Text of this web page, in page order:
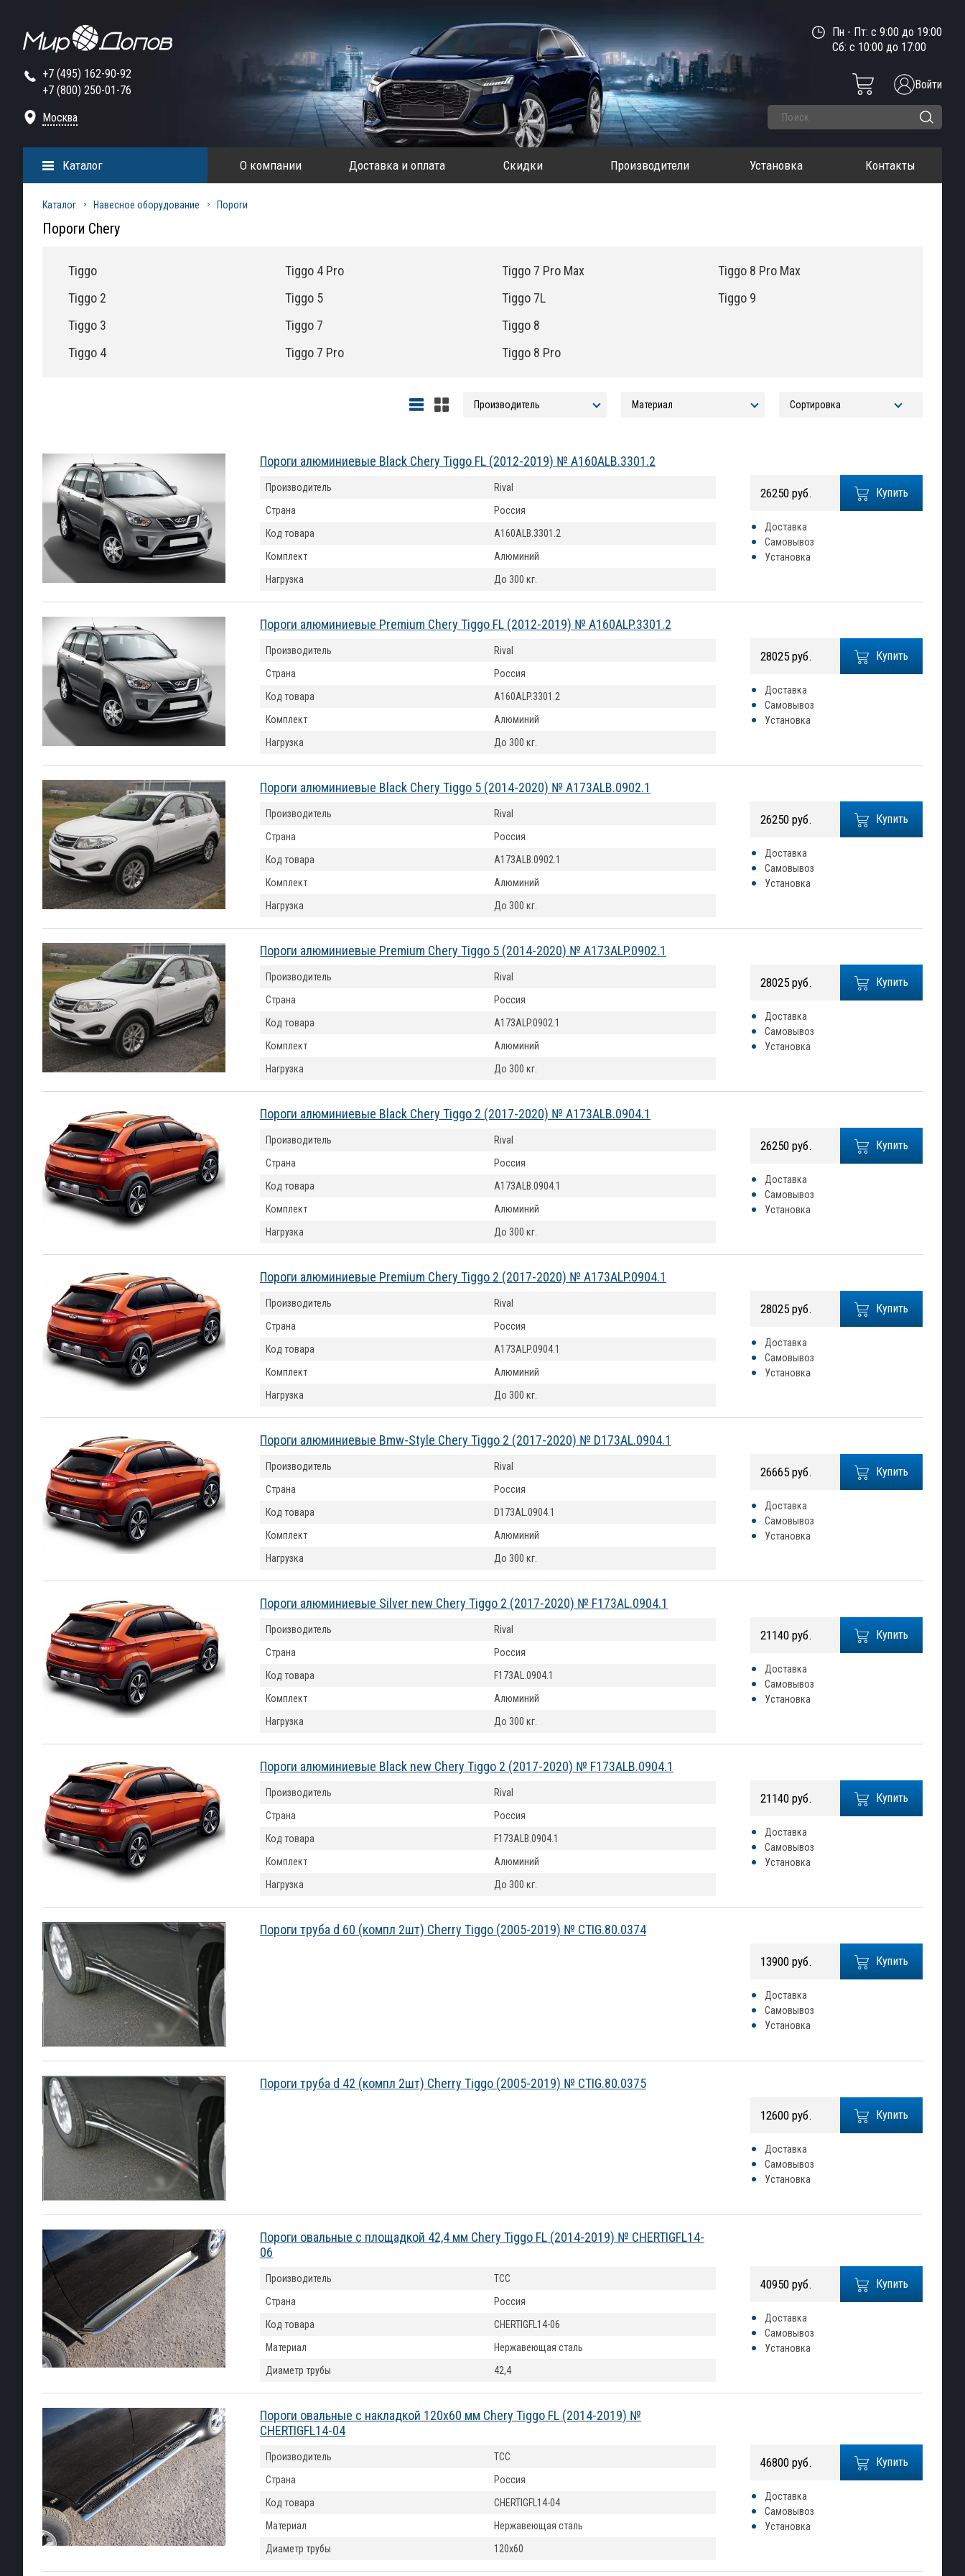
+7 (495) 162-90-92
+7 (800) 250-01-76
Москва
Пн - Пт: с 9:00 до 19:00
Сб: с 10:00 до 17:00
Войти
О компании Доставка и оплата Скидки Производители Установка Контакты
Каталог
Каталог Навесное оборудование Пороги
Пороги Chery
Tiggo
Tiggo 2
Tiggo 3
Tiggo 4
Tiggo 4 Pro
Tiggo 5
Tiggo 7
Tiggo 7 Pro
Tiggo 7 Pro Max
Tiggo 7L
Tiggo 8
Tiggo 8 Pro
Tiggo 8 Pro Max
Tiggo 9
Пороги алюминиевые Black Chery Tiggo FL (2012-2019) № A160ALB.3301.2
Купить
26250 руб.
Доставка
Самовывоз
Установка
Производитель
Rival
Страна
Россия
Код товара
A160ALB.3301.2
Комплект
Алюминий
Нагрузка
До 300 кг.
Пороги алюминиевые Premium Chery Tiggo FL (2012-2019) № A160ALP.3301.2
Купить
28025 руб.
Доставка
Самовывоз
Установка
Производитель
Rival
Страна
Россия
Код товара
A160ALP.3301.2
Комплект
Алюминий
Нагрузка
До 300 кг.
Пороги алюминиевые Black Chery Tiggo 5 (2014-2020) № A173ALB.0902.1
Купить
26250 руб.
Доставка
Самовывоз
Установка
Производитель
Rival
Страна
Россия
Код товара
A173ALB.0902.1
Комплект
Алюминий
Нагрузка
До 300 кг.
Пороги алюминиевые Premium Chery Tiggo 5 (2014-2020) № A173ALP.0902.1
Купить
28025 руб.
Доставка
Самовывоз
Установка
Производитель
Rival
Страна
Россия
Код товара
A173ALP.0902.1
Комплект
Алюминий
Нагрузка
До 300 кг.
Пороги алюминиевые Black Chery Tiggo 2 (2017-2020) № A173ALB.0904.1
Купить
26250 руб.
Доставка
Самовывоз
Установка
Производитель
Rival
Страна
Россия
Код товара
A173ALB.0904.1
Комплект
Алюминий
Нагрузка
До 300 кг.
Пороги алюминиевые Premium Chery Tiggo 2 (2017-2020) № A173ALP.0904.1
Купить
28025 руб.
Доставка
Самовывоз
Установка
Производитель
Rival
Страна
Россия
Код товара
A173ALP.0904.1
Комплект
Алюминий
Нагрузка
До 300 кг.
Пороги алюминиевые Bmw-Style Chery Tiggo 2 (2017-2020) № D173AL.0904.1
Купить
26665 руб.
Доставка
Самовывоз
Установка
Производитель
Rival
Страна
Россия
Код товара
D173AL.0904.1
Комплект
Алюминий
Нагрузка
До 300 кг.
Пороги алюминиевые Silver new Chery Tiggo 2 (2017-2020) № F173AL.0904.1
Купить
21140 руб.
Доставка
Самовывоз
Установка
Производитель
Rival
Страна
Россия
Код товара
F173AL.0904.1
Комплект
Алюминий
Нагрузка
До 300 кг.
Пороги алюминиевые Black new Chery Tiggo 2 (2017-2020) № F173ALB.0904.1
Купить
21140 руб.
Доставка
Самовывоз
Установка
Производитель
Rival
Страна
Россия
Код товара
F173ALB.0904.1
Комплект
Алюминий
Нагрузка
До 300 кг.
Пороги труба d 60 (компл 2шт) Cherry Tiggo (2005-2019) № CTIG.80.0374
Купить
13900 руб.
Доставка
Самовывоз
Установка
Пороги труба d 42 (компл 2шт) Cherry Tiggo (2005-2019) № CTIG.80.0375
Купить
12600 руб.
Доставка
Самовывоз
Установка
Пороги овальные с площадкой 42,4 мм Chery Tiggo FL (2014-2019) № CHERTIGFL14-
06
Купить
40950 руб.
Доставка
Самовывоз
Установка
Производитель
ТСС
Страна
Россия
Код товара
CHERTIGFL14-06
Материал
Нержавеющая сталь
Диаметр трубы
42,4
Пороги овальные с накладкой 120х60 мм Chery Tiggo FL (2014-2019) №
CHERTIGFL14-04
Купить
46800 руб.
Доставка
Самовывоз
Установка
Производитель
ТСС
Страна
Россия
Код товара
CHERTIGFL14-04
Материал
Нержавеющая сталь
Диаметр трубы
120х60